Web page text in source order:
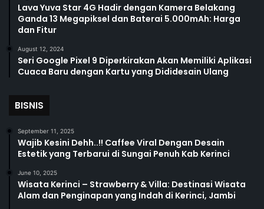
Lava Yuva Star 4G Hadir dengan Kamera Belakang
Ganda 13 Megapiksel dan Baterai 5.000mAh: Harga
dan Fitur
August 12, 2024
Seri Google Pixel 9 Diperkirakan Akan Memiliki Aplikasi
Cuaca Baru dengan Kartu yang Dididesain Ulang
BISNIS
September 11, 2025
Wajib Kesini Dehh..!! Caffee Viral Dengan Desain
Estetik yang Terbarui di Sungai Penuh Kab Kerinci
June 10, 2025
Wisata Kerinci – Strawberry & Villa: Destinasi Wisata
Alam dan Penginapan yang Indah di Kerinci, Jambi